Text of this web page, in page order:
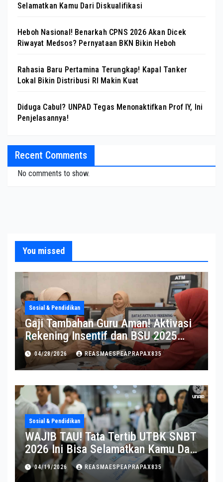
Selamatkan Kamu Dari Diskualifikasi
Heboh Nasional! Benarkah CPNS 2026 Akan Dicek
Riwayat Medsos? Pernyataan BKN Bikin Heboh
Rahasia Baru Pertamina Terungkap! Kapal Tanker
Lokal Bikin Distribusi RI Makin Kuat
Diduga Cabul? UNPAD Tegas Menonaktifkan Prof IY, Ini
Penjelasannya!
Recent Comments
No comments to show.
You missed
Sosial & Pendidikan
Gaji Tambahan Guru Aman! Aktivasi
Rekening Insentif dan BSU 2025
Diperpanjang
04/28/2026 REASMAESPEAPRAPAX835
Sosial & Pendidikan
WAJIB TAU! Tata Tertib UTBK SNBT
2026 Ini Bisa Selamatkan Kamu Dari
Diskualifikasi
04/19/2026 REASMAESPEAPRAPAX835